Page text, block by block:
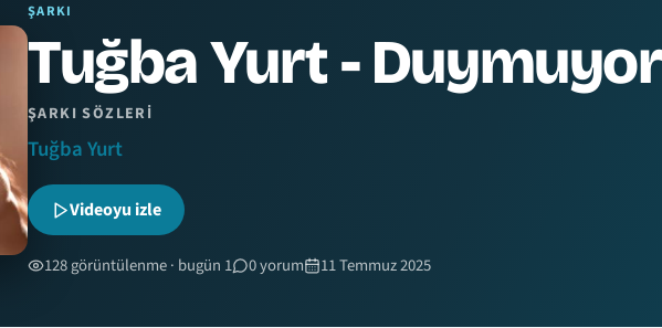
ŞARKI
Tuğba Yurt -
ŞARKI SÖZLERI
Tuğba Yurt
Videoyu izle
128 görüntülenme · bugün 1 0 yorum 11 Temmuz 2025